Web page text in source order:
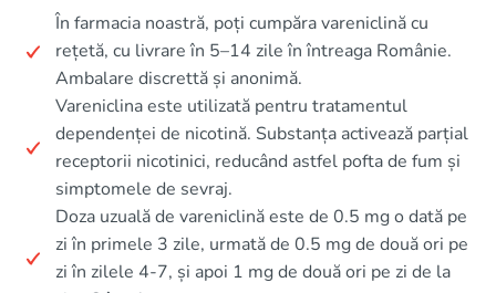
În farmacia noastră, poți cumpăra vareniclină cu
rețetă, cu livrare în 5–14 zile în întreaga Românie.
Ambalare discrettă și anonimă.
Vareniclina este utilizată pentru tratamentul
dependenței de nicotină. Substanța activează parțial
receptorii nicotinici, reducând astfel pofta de fum și
simptomele de sevraj.
Doza uzuală de vareniclină este de 0.5 mg o dată pe
zi în primele 3 zile, urmată de 0.5 mg de două ori pe
zi în zilele 4-7, și apoi 1 mg de două ori pe zi de la